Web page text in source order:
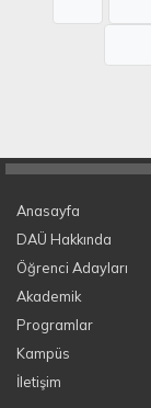
Anasayfa
DAÜ Hakkında
Öğrenci Adayları
Akademik
Programlar
Kampüs
İletişim